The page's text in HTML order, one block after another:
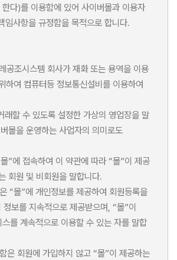
다)를 이용함에 있어 사이버몰과 이용자
임사항을 규정함을 목적으로 합니다.
공조시스템 회사가 재화 또는 용역을 이용
하여 컴퓨터등 정보통신설비를 이용하여
할 수 있도록 설정한 가상의 영업장을 말
몰을 운영하는 사업자의 의미로도
”에 접속하여 이 약관에 따라 “몰”이 제공
회원 및 비회원을 말합니다.
“몰”에 개인정보를 제공하여 회원등록을
보를 지속적으로 제공받으며, “몰”이
를 계속적으로 이용할 수 있는 자를 말합
은 회원에 가입하지 않고 “몰”이 제공하는